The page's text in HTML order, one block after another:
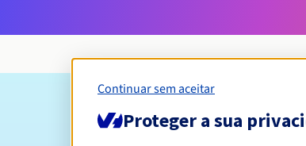
Condições
Continuar sem aceitar
Proteger a sua